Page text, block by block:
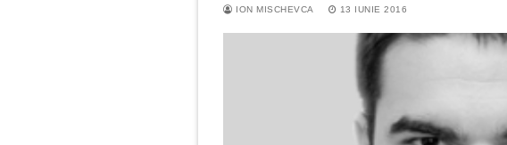
după:
ION MISCHEVCA 13 IUNIE 2016